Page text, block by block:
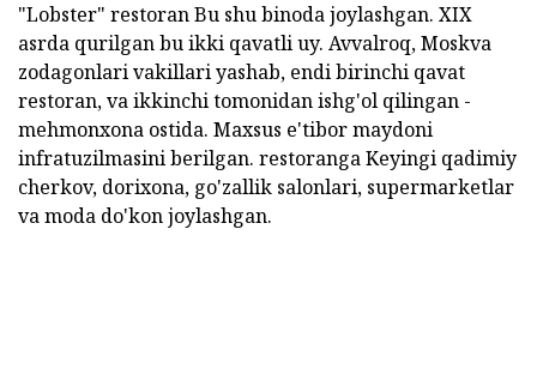
"Lobster" restoranBu shu binoda joylashgan. XIX
asrda qurilgan bu ikki qavatli uy. Avvalroq, Moskva
zodagonlari vakillari yashab, endi birinchi qavat
restoran, va ikkinchi tomonidan ishg'ol qilingan -
mehmonxona ostida. Maxsus e'tibor maydoni
infratuzilmasini berilgan. restoranga Keyingi qadimiy
cherkov, dorixona, go'zallik salonlari, supermarketlar
va moda do'kon joylashgan.